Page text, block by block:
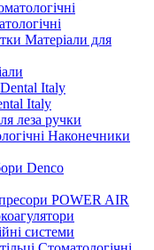
Матеріали для
Italy
леза ручки
Наконечники
Denco
POWER AIR
системи